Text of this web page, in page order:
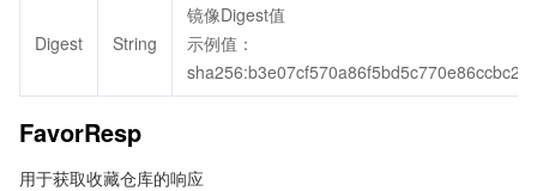
Digest String
镜像Digest值
示例值：
FavorResp
用于获取收藏仓库的响应